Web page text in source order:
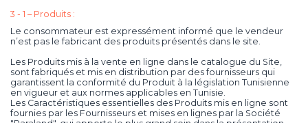
3 - 1 – Produits :
Le consommateur est expressément informé que le vendeur
n’est pas le fabricant des produits présentés dans le site.
Les Produits mis à la vente en ligne dans le catalogue du Site,
sont fabriqués et mis en distribution par des fournisseurs qui
garantissent la conformité du Produit à la législation Tunisienne
en vigueur et aux normes applicables en Tunisie.
Les Caractéristiques essentielles des Produits mis en ligne sont
fournies par les Fournisseurs et mises en lignes par la Société